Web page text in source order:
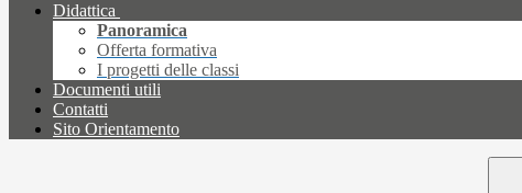
Didattica
Panoramica
Offerta formativa
I progetti delle classi
Documenti utili
Contatti
Sito Orientamento